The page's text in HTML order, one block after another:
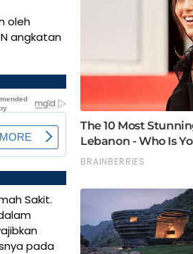
oleh
angkatan
Sakit.
pada